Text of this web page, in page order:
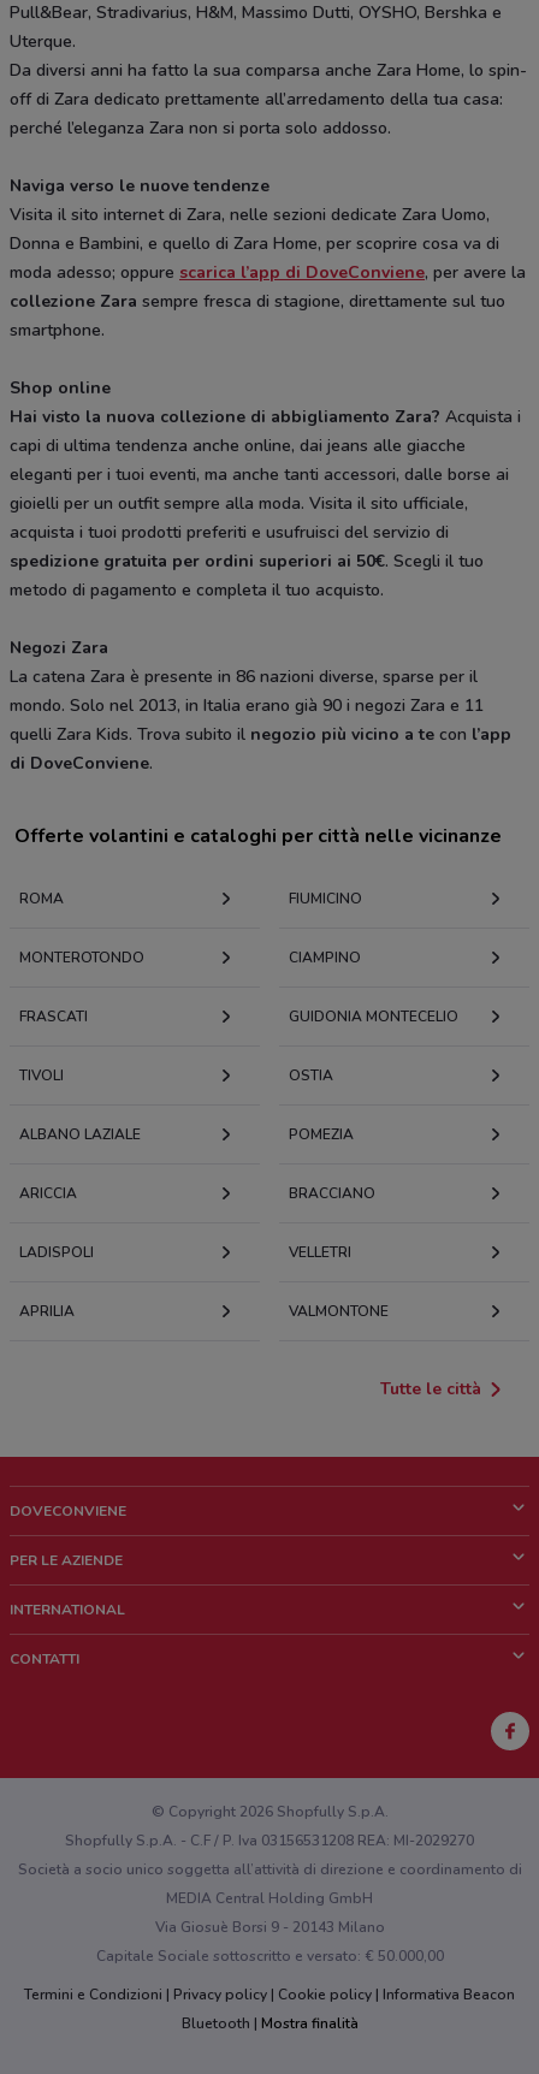
Pull&Bear, Stradivarius, H&M, Massimo Dutti, OYSHO, Bershka e
Uterque.
Da diversi anni ha fatto la sua comparsa anche Zara Home, lo spin-
off di Zara dedicato prettamente all’arredamento della tua casa:
perché l’eleganza Zara non si porta solo addosso.
Naviga verso le nuove tendenze
Visita il sito internet di Zara, nelle sezioni dedicate Zara Uomo,
Donna e Bambini, e quello di Zara Home, per scoprire cosa va di
moda adesso; oppure scarica l’app di DoveConviene, per avere la
collezione Zara sempre fresca di stagione, direttamente sul tuo
smartphone.
Shop online
Hai visto la nuova collezione di abbigliamento Zara? Acquista i
capi di ultima tendenza anche online, dai jeans alle giacche
eleganti per i tuoi eventi, ma anche tanti accessori, dalle borse ai
gioielli per un outfit sempre alla moda. Visita il sito ufficiale,
acquista i tuoi prodotti preferiti e usufruisci del servizio di
spedizione gratuita per ordini superiori ai 50. Scegli il tuo
metodo di pagamento e completa il tuo acquisto.
Negozi Zara
La catena Zara è presente in 86 nazioni diverse, sparse per il
mondo. Solo nel 2013, in Italia erano già 90 i negozi Zara e 11
quelli Zara Kids. Trova subito il negozio più vicino a te con l’app
di DoveConviene.
Offerte volantini e cataloghi per città nelle vicinanze
ROMA FIUMICINO
MONTEROTONDO CIAMPINO
FRASCATI GUIDONIA MONTECELIO
TIVOLI OSTIA
ALBANO LAZIALE POMEZIA
ARICCIA BRACCIANO
LADISPOLI VELLETRI
APRILIA VALMONTONE
Tutte le città
DOVECONVIENE
Chi siamo
Lavora con noi
PER LE AZIENDE
Richieste commerciali e marketing
INTERNATIONAL
CONTATTI
Hai un malfunzionamento sul web o sull'app?
© Copyright 2026 Shopfully S.p.A.
Shopfully S.p.A. - C.F / P. Iva 03156531208 REA: MI-2029270
Società a socio unico soggetta all’attività di direzione e coordinamento di
MEDIA Central Holding GmbH
Via Giosuè Borsi 9 - 20143 Milano
Capitale Sociale sottoscritto e versato: € 50.000,00
Termini e Condizioni
Privacy policy Cookie policy
Informativa Beacon
Bluetooth
Mostra finalità